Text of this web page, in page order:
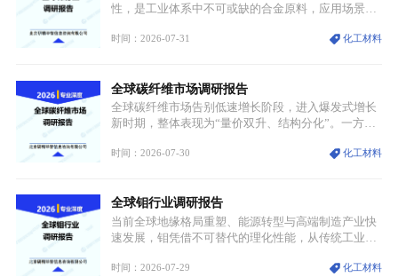
性，是工业体系中不可或缺的合金原料，应用场景横
用价值难以被替代。依托理化优势，镍被全球主要经
型为新能源核心战略矿产，全球产业形成“印尼掌控
资源与产能、中国主导消费与技术、工艺向低碳湿法
迭代、再生镍加速补位”的全新格局。
时间：2026-07-31 化工材料
全球碳纤维市场调研报告
全球碳纤维市场告别低速增长阶段，进入爆发式增长
新时期，整体表现为“量价双升、结构分化”。一方面
持续扩张；另一方面产品、需求、应用场景呈现明显
体规模扩张，高附加值领域与规模化工业应用形成两
大独立增长体系。
时间：2026-07-30 化工材料
全球钼行业调研报告
当前全球地缘格局重塑、能源转型与高端制造产业快
速发展，钼凭借不可替代的理化性能，从传统工业金
需格局重构、价值体系重估的新阶段。钼是典型难熔
时间：2026-07-29 化工材料